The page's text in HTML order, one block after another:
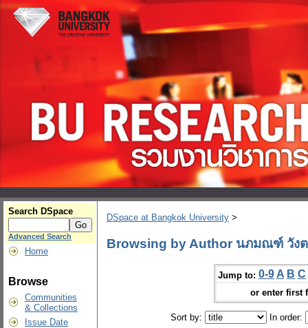
Search DSpace
Advanced Search
Home
Browse
Communities
& Collections
Issue Date
DSpace at Bangkok University >
Browsing by Author นภมณฑ์ วังต
Jump to: 0-9 A B C
or enter first
Sort by: In order: